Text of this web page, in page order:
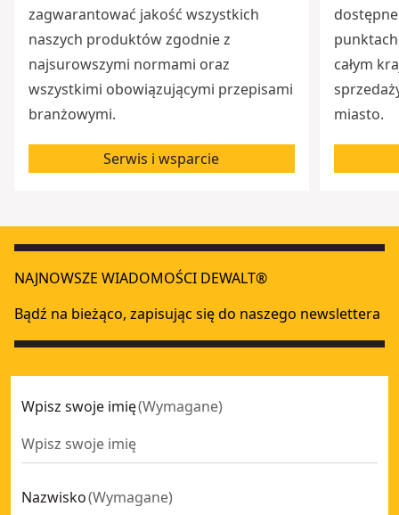
zagwarantować jakość wszystkich
naszych produktów zgodnie z
najsurowszymi normami oraz
wszystkimi obowiązującymi przepisami
branżowymi.
Serwis i wsparcie
całym
miasto.
NAJNOWSZE WIADOMOŚCI DEWALT®
Bądź na bieżąco, zapisując się do naszego newslettera
Wpisz swoje imię(Wymagane)
Nazwisko(Wymagane)